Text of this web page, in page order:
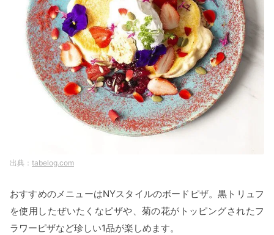
tabelog.com
おすすめのメニューはNYスタイルのボードピザ。黒トリュフ
を使用したぜいたくなピザや、菊の花がトッピングされたフ
ラワーピザなど珍しい1品が楽しめます。